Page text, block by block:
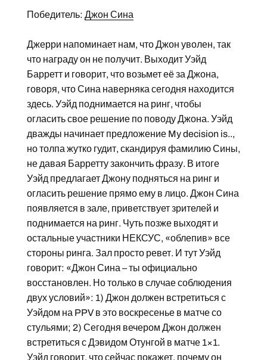
Победитель: Джон Сина
Джерри напоминает нам, что Джон уволен, так
что награду он не получит. Выходит Уэйд
Барретт и говорит, что возьмет её за Джона,
говоря, что Сина наверняка сегодня находится
здесь. Уэйд поднимается на ринг, чтобы
огласить свое решение по поводу Джона. Уэйд
дважды начинает предложение My decision is..,
но толпа жутко гудит, скандируя фамилию Сины,
не давая Барретту закончить фразу. В итоге
Уэйд предлагает Джону подняться на ринг и
огласить решение прямо ему в лицо. Джон Сина
появляется в зале, приветствует зрителей и
поднимается на ринг. Чуть позже выходят и
остальные участники НЕКСУС, «облепив» все
стороны ринга. Зал просто ревет. И тут Уэйд
говорит: «Джон Сина – ты официально
восстановлен. Но только в случае соблюдения
двух условий»: 1) Джон должен встретиться с
Уэйдом на PPV в это воскресенье в матче со
стульями; 2) Сегодня вечером Джон должен
встретиться с Дэвидом Отунгой в матче 1×1.
Уэйд говорит, что сейчас покажет, почему он